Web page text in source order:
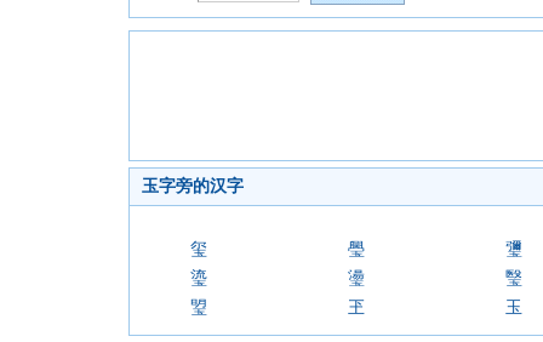
玉字旁的汉字
玺 璺
瓕
瑬
璗
瑿
琞
玊 玉